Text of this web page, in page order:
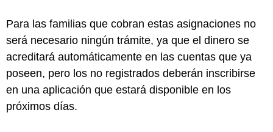
Para las familias que cobran estas asignaciones no
será necesario ningún trámite, ya que el dinero se
acreditará automáticamente en las cuentas que ya
poseen, pero los no registrados deberán inscribirse
en una aplicación que estará disponible en los
próximos días.